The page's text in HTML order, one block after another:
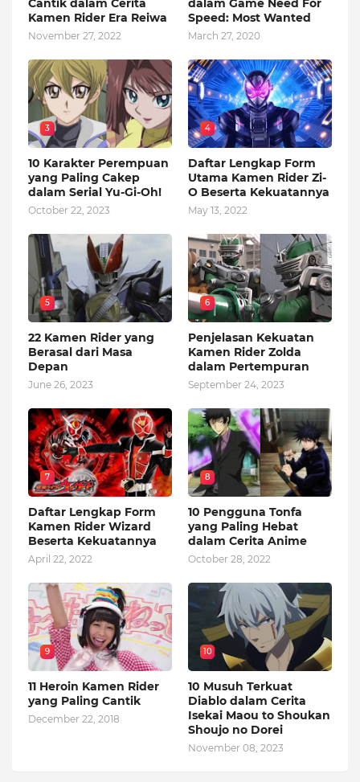
Kamen Rider Era Reiwa
November 27, 2022
Speed: Most Wanted
March 27, 2020
3
10 Karakter Perempuan
yang Paling Cakep
dalam Serial Yu-Gi-Oh!
October 22, 2023
4
Daftar Lengkap Form
Utama Kamen Rider Zi-
O Beserta Kekuatannya
May 13, 2022
5
22 Kamen Rider yang
Berasal dari Masa
Depan
June 26, 2023
6
Penjelasan Kekuatan
Kamen Rider Zolda
dalam Pertempuran
September 24, 2023
7
Daftar Lengkap Form
Kamen Rider Wizard
Beserta Kekuatannya
April 22, 2022
8
10 Pengguna Tonfa
yang Paling Hebat
dalam Cerita Anime
October 28, 2022
9
11 Heroin Kamen Rider
yang Paling Cantik
December 22, 2018
10
10 Musuh Terkuat
Diablo dalam Cerita
Isekai Maou to Shoukan
Shoujo no Dorei
November 08, 2023